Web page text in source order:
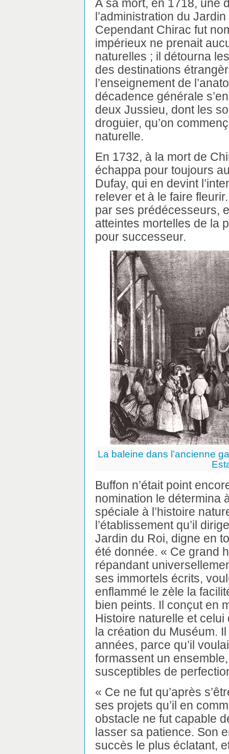
À sa mort, en 1718, une
l’administration du
Cependant Chirac fut
impérieux ne prenait
naturelles ; il détourna
des destinations
l’enseignement de
décadence générale
deux Jussieu, dont les
droguier, qu’on
naturelle.
En 1732, à la mort de
échappa pour toujours
Dufay, qui en devint
relever et à le faire
par ses prédécesseurs,
atteintes mortelles de la
pour successeur.
La baleine dans l’ancienne
Buffon n’était point
nomination le détermina
spéciale à l’histoire
l’établissement qu’il
Jardin du Roi, digne en
été donnée. « Ce grand
répandant
ses immortels écrits,
enflammé le zèle la
bien peints. Il conçut en
Histoire naturelle et celui
la création du Muséum.
années, parce qu’il
formassent un
susceptibles de
« Ce ne fut qu’après
ses projets qu’il en
obstacle ne fut capable
lasser sa patience. Son
succès le plus éclatant,